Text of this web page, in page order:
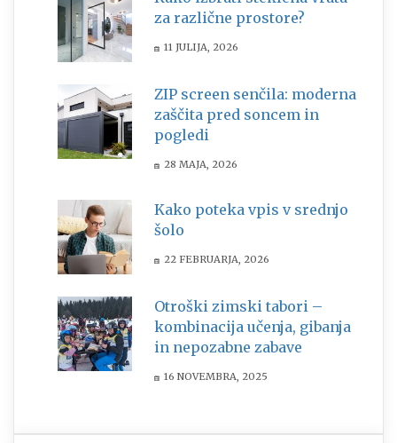
za različne prostore?
11 JULIJA, 2026
ZIP screen senčila: moderna
zaščita pred soncem in
pogledi
28 MAJA, 2026
Kako poteka vpis v srednjo
šolo
22 FEBRUARJA, 2026
Otroški zimski tabori –
kombinacija učenja, gibanja
in nepozabne zabave
16 NOVEMBRA, 2025